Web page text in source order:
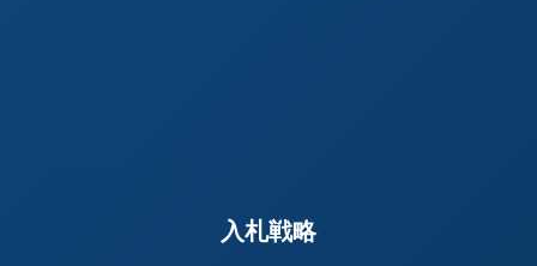
入札戦略